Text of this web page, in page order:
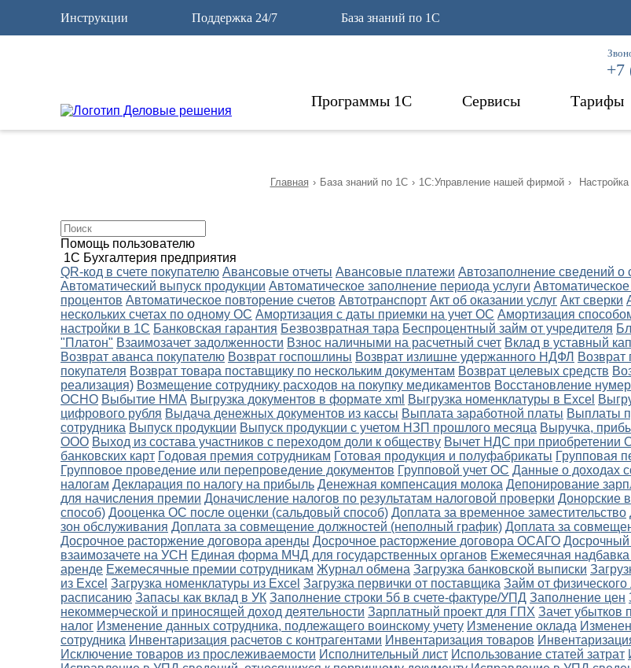
Инструкции Поддержка 24/7 База знаний по 1С
+7
Программы 1С Сервисы Тарифы
Главная › База знаний по 1С › 1С:Управление нашей фирмой ›
Помощь пользователю
1С Бухгалтерия предприятия
QR-код в счете покупателю Авансовые отчеты Авансовые платежи Автозаполнение сведений о
Автоматический выпуск продукции Автоматическое заполнение периода услуги
процентов Автоматическое повторение счетов Автотранспорт Акт об оказании услуг Акт сверки
нескольких счетах по одному ОС Амортизация с даты приемки на учет ОС Амортизация
настройки в 1С Банковская гарантия Безвозвратная тара Беспроцентный займ от учредителя
"Платон" Взаимозачет задолженности Взнос наличными на расчетный счет Вклад в уставный
Возврат аванса покупателю Возврат госпошлины Возврат излишне удержанного НДФЛ Возврат
покупателя Возврат товара поставщику по нескольким документам Возврат целевых средств
реализация) Возмещение сотруднику расходов на покупку медикаментов Восстановление
ОСНО Выбытие НМА Выгрузка документов в формате xml Выгрузка номенклатуры в Excel
цифрового рубля Выдача денежных документов из кассы Выплата заработной платы Выплаты
сотрудника Выпуск продукции Выпуск продукции с учетом НЗП прошлого месяца Выручка,
ООО Выход из состава участников с переходом доли к обществу Вычет НДС при приобретении
банковских карт Годовая премия сотрудникам Готовая продукция и полуфабрикаты Групповая
Групповое проведение или перепроведение документов Групповой учет ОС Данные о доходах
налогам Декларация по налогу на прибыль Денежная компенсация молока Депонирование
для начисления премии Доначисление налогов по результатам налоговой проверки Донорские
способ) Дооценка ОС после оценки (сальдовый способ) Доплата за временное заместительство
зон обслуживания Доплата за совмещение должностей (неполный график) Доплата за
Досрочное расторжение договора аренды Досрочное расторжение договора ОСАГО Досрочный
взаимозачете на УСН Единая форма МЧД для государственных органов Ежемесячная надбавка
аренде Ежемесячные премии сотрудникам Журнал обмена Загрузка банковской выписки
из Excel Загрузка номенклатуры из Excel Загрузка первички от поставщика Займ от
расписанию Запасы как вклад в УК Заполнение строки 5б в счете-фактуре/УПД Заполнение цен
некоммерческой и приносящей доход деятельности Зарплатный проект для ГПХ Зачет убытков
налог Изменение данных сотрудника, подлежащего воинскому учету Изменение оклада
сотрудника Инвентаризация расчетов с контрагентами Инвентаризация товаров
Исключение товаров из прослеживаемости Исполнительный лист Использование статей затрат